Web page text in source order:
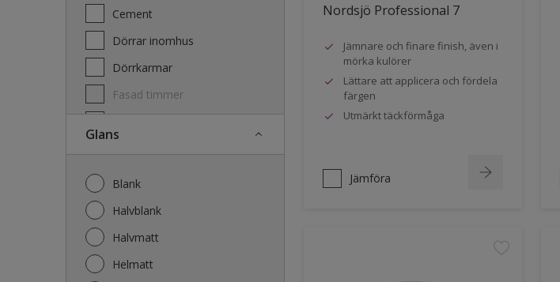
Cement
Dörrar inomhus
Dörrkarmar
Fasad timmer
Glans
Blank
Halvblank
Halvmatt
Helmatt
Nordsjö Professional 7
Jämnare och finare finish, även i
mörka kulörer
Lättare att applicera och fördela
färgen
Utmärkt täckförmåga
Jämföra